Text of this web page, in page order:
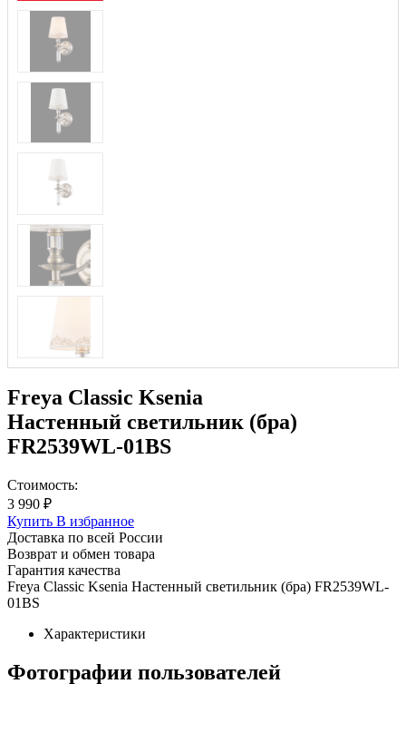
Freya Classic Ksenia
Настенный светильник (бра)
FR2539WL-01BS
Стоимость:
3 990 ₽
Купить В избранное
Доставка по всей России
Возврат и обмен товара
Гарантия качества
Freya Classic Ksenia Настенный светильник (бра) FR2539WL-
01BS
Характеристики
Фотографии пользователей